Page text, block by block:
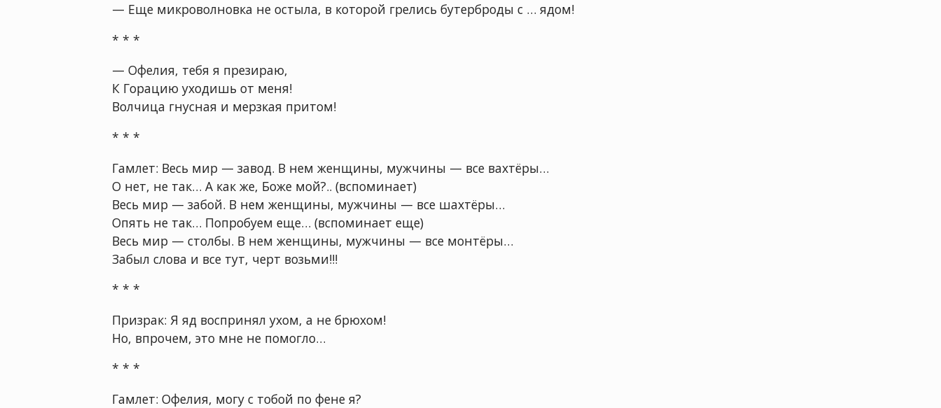
— Еще микроволновка не остыла, в которой грелись бутерброды с … ядом!
* * *
— Офелия, тебя я презираю,
К Горацию уходишь от меня!
Волчица гнусная и мерзкая притом!
* * *
Гамлет: Весь мир — завод. В нем женщины, мужчины — все вахтёры…
О нет, не так… А как же, Боже мой?.. (вспоминает)
Весь мир — забой. В нем женщины, мужчины — все шахтёры…
Опять не так… Попробуем еще… (вспоминает еще)
Весь мир — столбы. В нем женщины, мужчины — все монтёры…
Забыл слова и все тут, черт возьми!!!
* * *
Призрак: Я яд воспринял ухом, а не брюхом!
Но, впрочем, это мне не помогло…
* * *
Гамлет: Офелия, могу с тобой по фене я?